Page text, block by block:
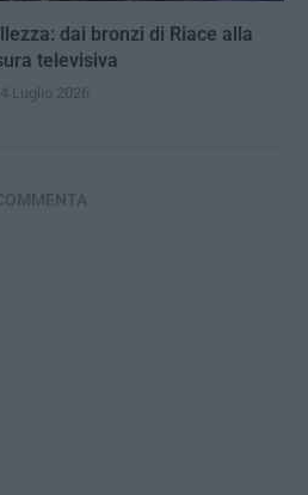
dai bronzi di Riace alla
televisiva
Luglio 2026